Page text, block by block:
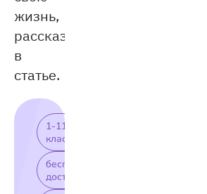
жизнь,
рассказываем
в
статье.
1-11
класс
бесплатный
доступ